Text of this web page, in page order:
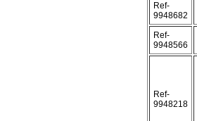
Ref-
9948682
Ref-
9948566
Ref-
9948218